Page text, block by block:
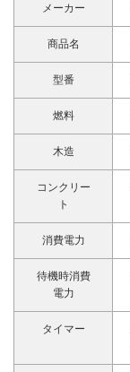
メーカー
商品名
型番
燃料
木造
コンクリー
ト
消費電力
待機時消費
電力
タイマー